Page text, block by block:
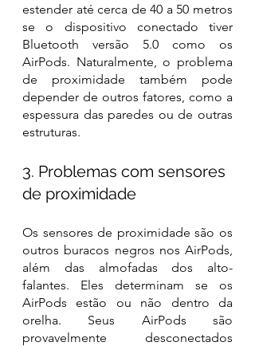
estender até cerca de 40 a 50 metros
se o dispositivo conectado tiver
Bluetooth versão 5.0 como os
AirPods. Naturalmente, o problema
de proximidade também pode
depender de outros fatores, como a
espessura das paredes ou de outras
estruturas.
3. Problemas com sensores
de proximidade
Os sensores de proximidade são os
outros buracos negros nos AirPods,
além das almofadas dos alto-
falantes. Eles determinam se os
AirPods estão ou não dentro da
orelha. Seus AirPods são
provavelmente desconectados